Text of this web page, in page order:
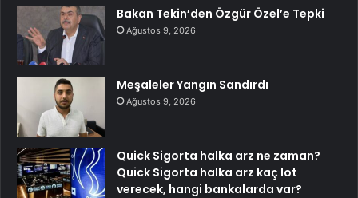
Bakan Tekin’den Özgür Özel’e Tepki
Ağustos 9, 2026
Meşaleler Yangın Sandırdı
Ağustos 9, 2026
Quick Sigorta halka arz ne zaman?
Quick Sigorta halka arz kaç lot
verecek, hangi bankalarda var?